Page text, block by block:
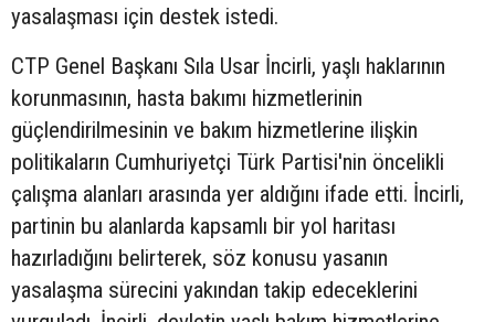
yasalaşması için destek istedi.
CTP Genel Başkanı Sıla Usar İncirli, yaşlı haklarının
korunmasının, hasta bakımı hizmetlerinin
güçlendirilmesinin ve bakım hizmetlerine ilişkin
politikaların Cumhuriyetçi Türk Partisi'nin öncelikli
çalışma alanları arasında yer aldığını ifade etti. İncirli,
partinin bu alanlarda kapsamlı bir yol haritası
hazırladığını belirterek, söz konusu yasanın
yasalaşma sürecini yakından takip edeceklerini